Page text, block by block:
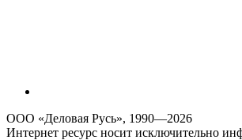
ООО «Деловая Русь», 1990—2026
Интернет ресурс носит исключительно